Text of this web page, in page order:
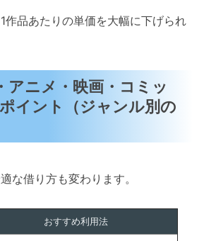
作品あたりの単価を大幅に下げられ
アニメ・映画・コミッ
イント（ジャンル別の
な借り方も変わります。
おすすめ利用法